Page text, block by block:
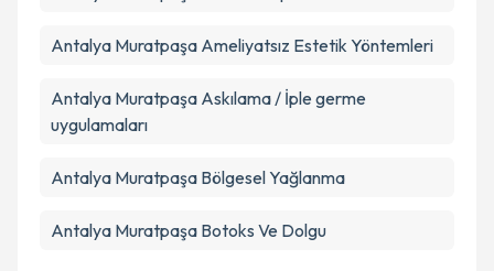
Antalya Muratpaşa Ameliyatsız Estetik Yöntemleri
Antalya Muratpaşa Askılama / İple germe
uygulamaları
Antalya Muratpaşa Bölgesel Yağlanma
Antalya Muratpaşa Botoks Ve Dolgu